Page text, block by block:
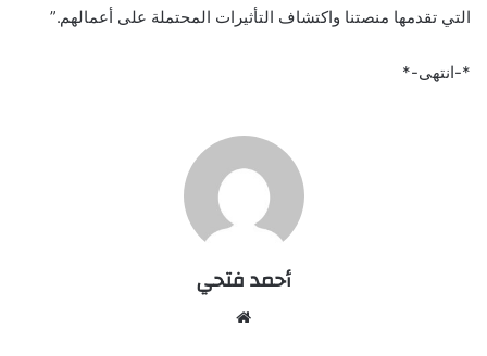
التي تقدمها منصتنا واكتشاف التأثيرات المحتملة على أعمالهم.”
*-انتهى-*
أحمد فتحي